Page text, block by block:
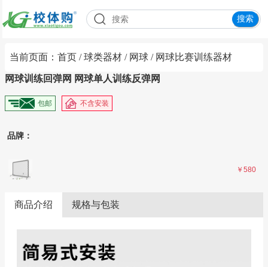
当前页面： 首页 /球类器材 / 网球 / 网球比赛训练器材
网球训练回弹网 网球单人训练反弹网
品牌：
￥580
商品介绍 规格与包装